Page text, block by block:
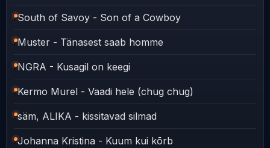
South of Savoy - Son of a Cowboy
Muster - Tänasest saab homme
NGRA - Kusagil on keegi
Kermo Murel - Vaadi hele (chug chug)
säm, ALIKA - kissitavad silmad
Johanna Kristina - Kuum kui kõrb